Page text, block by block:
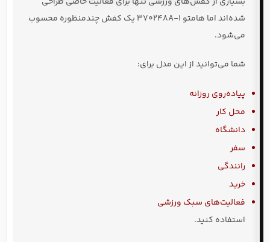
شده‌اند اما هامتو 370248A-1 یک کفش چندمنظوره محسوب
می‌شود.
شما می‌توانید از این مدل برای:
پیاده‌روی روزانه
محل کار
دانشگاه
سفر
رانندگی
خرید
فعالیت‌های سبک ورزشی
استفاده کنید.